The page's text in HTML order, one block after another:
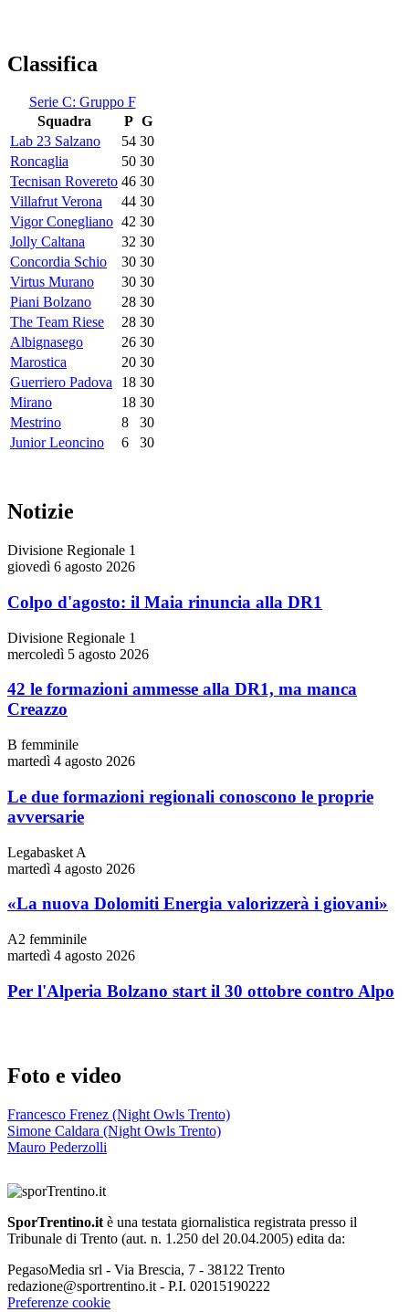
Classifica
Serie C: Gruppo F
Squadra
P G
Lab 23 Salzano
54 30
Roncaglia
50 30
Tecnisan Rovereto 46 30
Villafrut Verona
44 30
Vigor Conegliano 42 30
Jolly Caltana
32 30
Concordia Schio
30 30
Virtus Murano
30 30
Piani Bolzano
28 30
The Team Riese
28 30
Albignasego
26 30
Marostica
20 30
Guerriero Padova
18 30
Mirano
18 30
Mestrino
8
30
Junior Leoncino
6 30
Notizie
Divisione Regionale 1
giovedì 6 agosto 2026
Colpo d'agosto: il Maia rinuncia alla DR1
Divisione Regionale 1
mercoledì 5 agosto 2026
42 le formazioni ammesse alla DR1, ma manca
Creazzo
B femminile
martedì 4 agosto 2026
Le due formazioni regionali conoscono le proprie
avversarie
Legabasket A
martedì 4 agosto 2026
«La nuova Dolomiti Energia valorizzerà i giovani»
A2 femminile
martedì 4 agosto 2026
Per l'Alperia Bolzano start il 30 ottobre contro Alpo
Foto e video
Francesco Frenez (Night Owls Trento)
Simone Caldara (Night Owls Trento)
Mauro Pederzolli
SporTrentino.it è una testata giornalistica registrata presso il
Tribunale di Trento (aut. n. 1.250 del 20.04.2005) edita da:
PegasoMedia srl - Via Brescia, 7 - 38122 Trento
redazione@sportrentino.it - P.I. 02015190222
Preferenze cookie